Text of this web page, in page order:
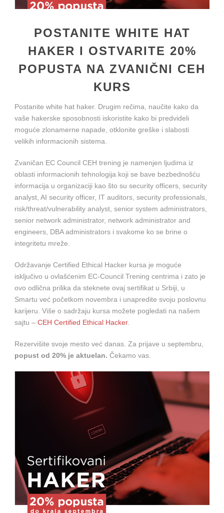
POSTANITE WHITE HAT
HAKER I OSTVARITE 20%
POPUSTA NA ZVANIČNI CEH
KURS
Postanite white hat haker. Drugim rečima, naučite kako da
vaše hakerske sposobnosti iskoristite kako bi predvideli
moguće zlonamerne napade, otklonite greške i slabosti
velikih informacionih sistema.
Zvaničan EC Council CEH trening je namenjen ljudima iz
oblasti informacionih tehnologija koji se bave bezbednošću
informacija u organizaciji kao što su security officers, security
analyst, AI security officer, IT auditors, security professionals,
risk/threat/vulnerability analyst, senior system administrators,
senior network administrator, network administrator and
engineers, DBA administrators i svakome ko se brine o
integritetu mreže.
Održavanje Certified Ethical Hacker kursa je moguće
isključivo u ovlašćenim EC-Council Trening centrima i zato je
ovo odlična prilika da steknete ovaj sertifikat u Srbiji, u
Smartu već početkom novembra i unapredite svoju poslovnu
karijeru. Više o sadržaju kursa možete pogledati na našem
sajtu – CEH Certified Ethical Hacker.
Rezervišite svoje mesto već danas. Za prijave u septembru,
popust od 20% je aktuelan. Čekamo vas.